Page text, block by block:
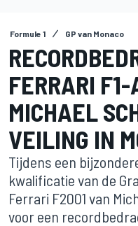
Formule 1 GP van Monaco
FERRARI F1-
MICHAEL
VEILING IN
Tijdens een
kwalificatie van de
Ferrari F2001 van
voor een